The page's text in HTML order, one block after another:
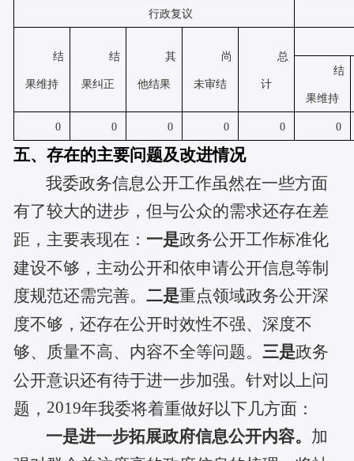
行政复议
结
果维持
结
果纠正
其
他结果
尚
未审结
总
计
结
果维持
0 0 0 0 0 0
五、存在的主要问题及改进情况
我委政务信息公开工作虽然在一些方面
有了较大的进步，但与公众的需求还存在差
距，主要表现在： 一是政务公开工作标准化
建设不够 ， 主动公开和依申请公开信息等制
度规范还需完善。二是重点领域政务公开深
度不够，还存在公开时效性不强、深度不
够、质量不高、内容不全等问题。三是政务
公开意识还有待于进一步加强。针对以上问
题， 2019年我委将着重做好以下几方面：
一是进一步拓展政府信息公开内容。 加